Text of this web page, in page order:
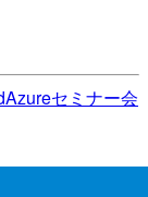
Azureセミナー会